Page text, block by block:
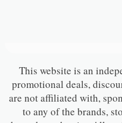
This website is an
promotional deals,
are not affiliated with,
to any of the brands,